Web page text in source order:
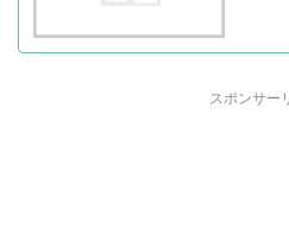
スポンサー